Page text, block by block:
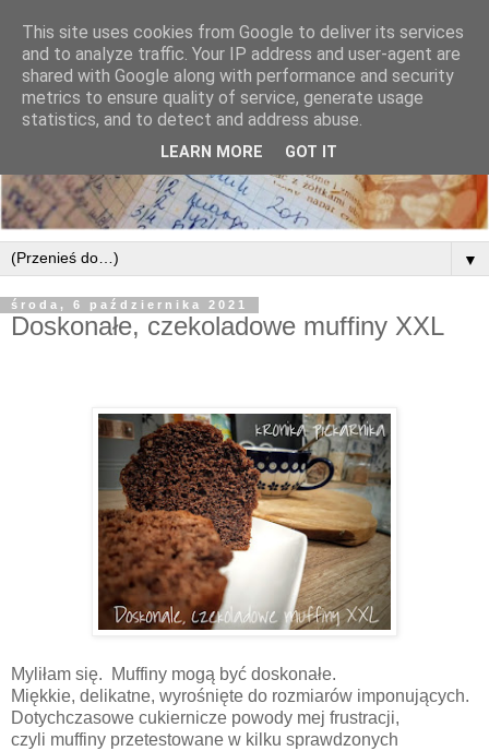
▼
środa, 6 października 2021
Doskonałe, czekoladowe muffiny XXL
Myliłam się. Muffiny mogą być doskonałe.
Miękkie, delikatne, wyrośnięte do rozmiarów imponujących.
Dotychczasowe cukiernicze powody mej frustracji,
czyli muffiny przetestowane w kilku sprawdzonych
This site uses cookies from Google to deliver its services
and to analyze traffic. Your IP address and user-agent are
shared with Google along with performance and security
metrics to ensure quality of service, generate usage
statistics, and to detect and address abuse.
LEARN MORE GOT IT